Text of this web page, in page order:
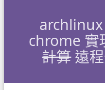
archlinux
chrome 實
計算遠